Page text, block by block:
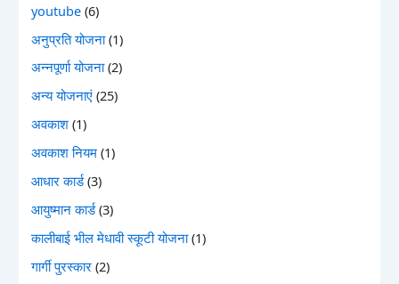
youtube (6)
अनुप्रति योजना(1)
अन्नपूर्णा योजना(2)
अन्य योजनाएं (25)
अवकाश (1)
अवकाश नियम (1)
आधार कार्ड(3)
आयुष्मान कार्ड(3)
कालीबाई भील मेधावी स्कूटी योजना(1)
गार्गी पुरस्कार (2)